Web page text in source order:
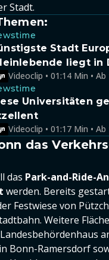
Stadt.
Stadt
liegt in
Videoclip • 01:14 Min • Ab
Universitäten
Videoclip • 01:17 Min • Ab
das
das Park-and-Ride-
werden. Bereits
Festwiese von
Weitere
Bonn-Ramersdorf